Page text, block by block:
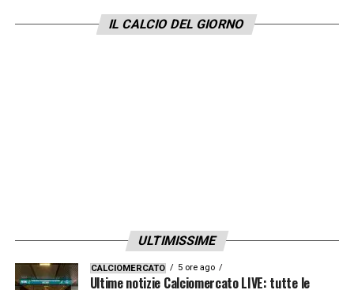
Italia, Supercoppa Italiana, Champions
League ed Europa League mettendo a segno
Ha scelto di indossare in viola la maglia
numero 80».
IL CALCIO DEL GIORNO
ULTIMISSIME
CALCIOMERCATO 5 ore ago
Ultime notizie Calciomercato LIVE: tutte le